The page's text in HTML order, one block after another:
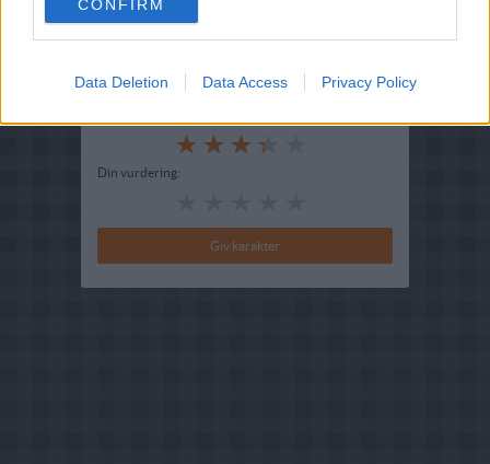
CONFIRM
Data Deletion Data Access Privacy Policy
Indsendt :2005-02-01
Redigeret:2025-04-17
Bedøm retten
Din vurdering: